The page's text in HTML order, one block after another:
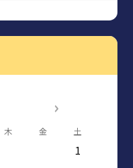
木 金 土
1